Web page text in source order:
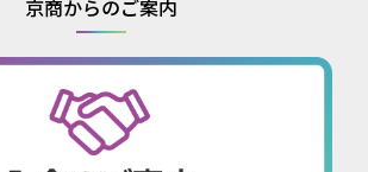
京商からのご案内